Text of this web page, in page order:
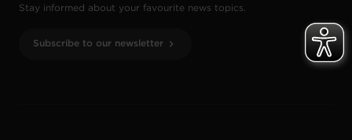
Stay informed about your favourite news topics.
Subscribe to our newsletter